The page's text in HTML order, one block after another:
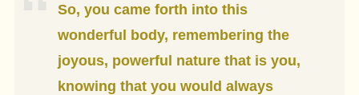
So, you came forth into this
wonderful body, remembering the
joyous, powerful nature that is you,
knowing that you would always